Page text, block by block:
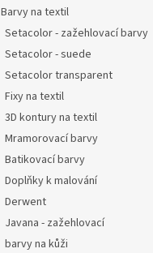
Barvy na textil
Setacolor - zažehlovací barvy
Setacolor - suede
Setacolor transparent
Fixy na textil
3D kontury na textil
Mramorovací barvy
Batikovací barvy
Doplňky k malování
Derwent
Javana - zažehlovací
barvy na kůži